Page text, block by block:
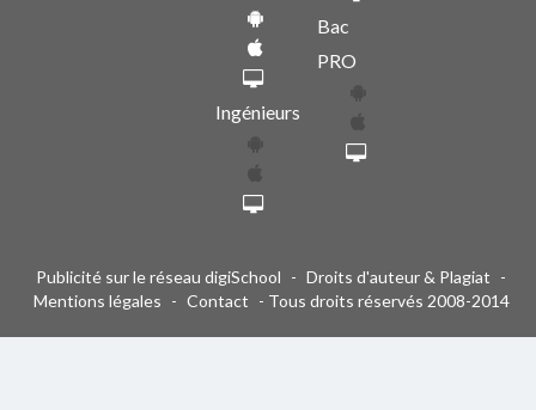
Ingénieurs
Bac
PRO
Publicité sur le réseau digiSchool - Droits d'auteur & Plagiat -
Mentions légales - Contact - Tous droits réservés 2008-2014